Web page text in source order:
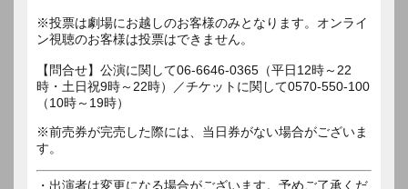
※投票は劇場にお越しのお客様のみとなります。オンライ
ン視聴のお客様は投票はできません。
【問合せ】公演に関して06-6646-0365（平日12時～22
時・土日祝9時～22時）／チケットに関して0570-550-100
（10時～19時）
※前売券が完売した際には、当日券がない場合がございま
す。
・出演者は変更になる場合がございます。予めご了承くだ